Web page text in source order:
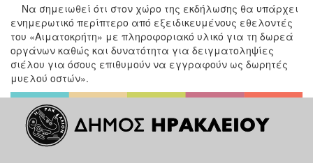
Να σημειωθεί ότι στον χώρο της εκδήλωσης θα υπάρχει
ενημερωτικό περίπτερο από εξειδικευμένους εθελοντές
του «Αιματοκρήτη» με πληροφοριακό υλικό για τη δωρεά
οργάνων καθώς και δυνατότητα για δειγματοληψίες
σιέλου για όσους επιθυμούν να εγγραφούν ως δωρητές
μυελού οστών».